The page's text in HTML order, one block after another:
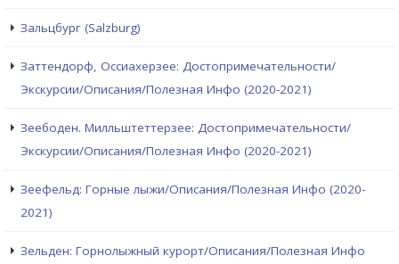
Зальцбург (Salzburg)
Заттендорф, Оссиахерзее: Достопримечательности/
Экскурсии/Описания/Полезная Инфо (2020-2021)
Зеебоден. Милльштеттерзее: Достопримечательности/
Экскурсии/Описания/Полезная Инфо (2020-2021)
Зеефельд: Горные лыжи/Описания/Полезная Инфо (2020-
2021)
Зельден: Горнолыжный курорт/Описания/Полезная Инфо